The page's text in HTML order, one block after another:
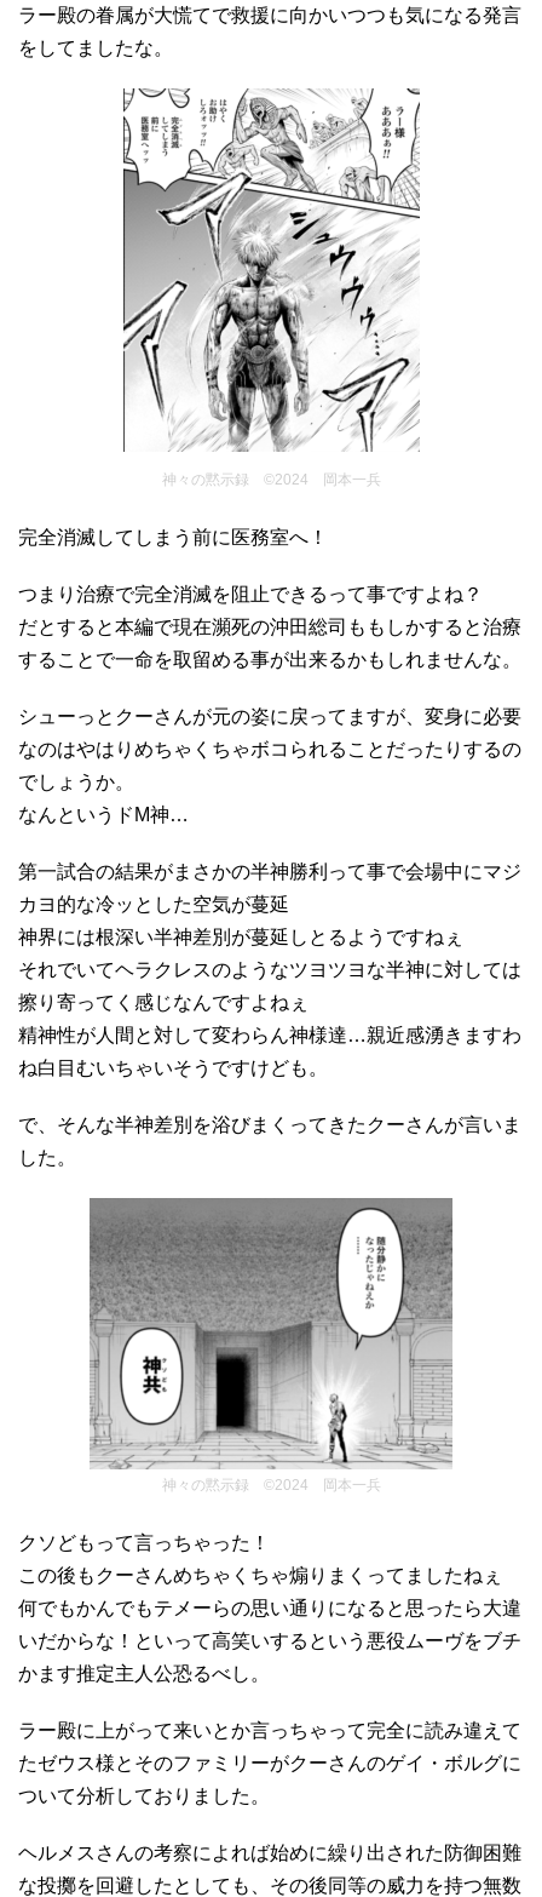
ラー殿の眷属が大慌てで救援に向かいつつも気になる発言
をしてましたな。
神々の黙示録 ©2024 岡本一兵
完全消滅してしまう前に医務室へ！
つまり治療で完全消滅を阻止できるって事ですよね？
だとすると本編で現在瀕死の沖田総司ももしかすると治療
することで一命を取留める事が出来るかもしれませんな。
シューっとクーさんが元の姿に戻ってますが、変身に必要
なのはやはりめちゃくちゃボコられることだったりするの
でしょうか。
なんというドM神…
第一試合の結果がまさかの半神勝利って事で会場中にマジ
カヨ的な冷ッとした空気が蔓延
神界には根深い半神差別が蔓延しとるようですねぇ
それでいてヘラクレスのようなツヨツヨな半神に対しては
擦り寄ってく感じなんですよねぇ
精神性が人間と対して変わらん神様達…親近感湧きますわ
ね白目むいちゃいそうですけども。
で、そんな半神差別を浴びまくってきたクーさんが言いま
した。
神々の黙示録 ©2024 岡本一兵
クソどもって言っちゃった！
この後もクーさんめちゃくちゃ煽りまくってましたねぇ
何でもかんでもテメーらの思い通りになると思ったら大違
いだからな！といって高笑いするという悪役ムーヴをブチ
かます推定主人公恐るべし。
ラー殿に上がって来いとか言っちゃって完全に読み違えて
たゼウス様とそのファミリーがクーさんのゲイ・ボルグに
ついて分析しておりました。
ヘルメスさんの考察によれば始めに繰り出された防御困難
な投擲を回避したとしても、その後同等の威力を持つ無数